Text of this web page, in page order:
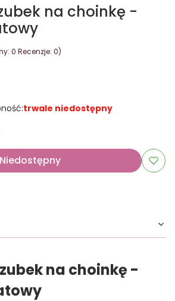
na choinkę -
0 Recenzje: 0)
trwale niedostępny
Niedostępny
na choinkę -